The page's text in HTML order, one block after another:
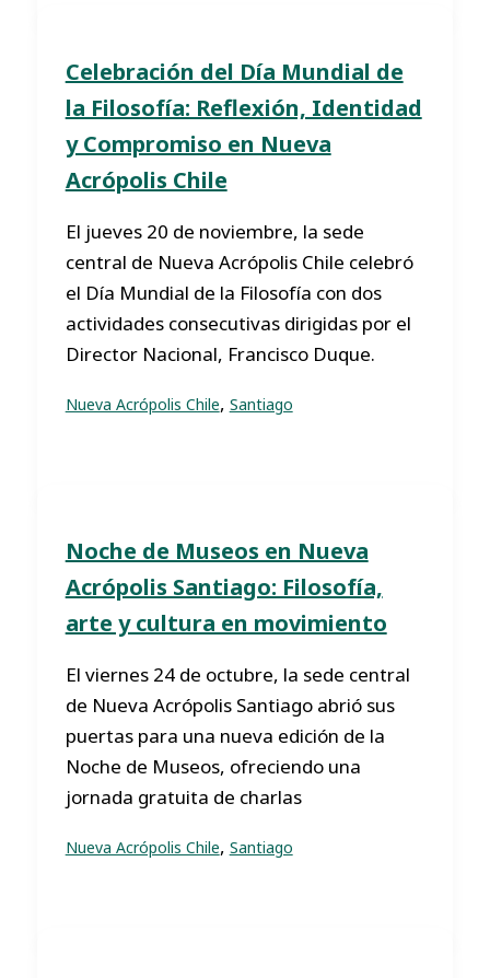
Celebración del Día Mundial de
la Filosofía: Reflexión, Identidad
y Compromiso en Nueva
Acrópolis Chile
El jueves 20 de noviembre, la sede
central de Nueva Acrópolis Chile celebró
el Día Mundial de la Filosofía con dos
actividades consecutivas dirigidas por el
Director Nacional, Francisco Duque.
Nueva Acrópolis Chile, Santiago
Noche de Museos en Nueva
Acrópolis Santiago: Filosofía,
arte y cultura en movimiento
El viernes 24 de octubre, la sede central
de Nueva Acrópolis Santiago abrió sus
puertas para una nueva edición de la
Noche de Museos, ofreciendo una
jornada gratuita de charlas
Nueva Acrópolis Chile, Santiago